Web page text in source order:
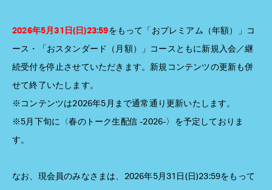
2026年5月31日(日)23:59をもって 「おプレミアム（年額）」コ
ース・「おスタンダード（月額）」コースともに新規入会／継
続受付を停止させていただきます。新規コンテンツの更新も併
せて終了いたします。
※コンテンツは2026年5月まで通常通り更新いたします。
※5月下旬に〈春のトーク生配信 -2026-〉を予定しておりま
す。
なお、現会員のみなさまは、2026年5月31日(日)23:59をもって